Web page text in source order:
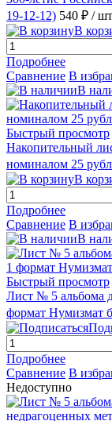
19-12-12) 540 ₽ / шт
В
Подробнее
Сравнение В
В
Быстрый просмотр
Накопительный
номиналом 25
В
Подробнее
Сравнение В
В
Быстрый просмотр
Лист № 5 альбома
формат Нумизмат
Подробнее
Сравнение В
Недоступно